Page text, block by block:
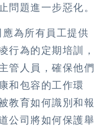
問題進一步惡化。
為所有員工提供
行為的定期培訓，
管人員，確保他們
和包容的工作環
教育如何識別和報
公司將如何保護舉